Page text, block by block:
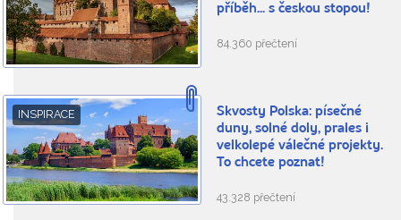
příběh... s českou stopou!
84.360 přečtení
INSPIRACE
Skvosty Polska: písečné
duny, solné doly, prales i
velkolepé válečné projekty.
To chcete poznat!
43.328 přečtení